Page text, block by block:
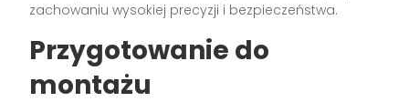
zachowaniu wysokiej precyzji i bezpieczeństwa.
Przygotowanie do
montażu